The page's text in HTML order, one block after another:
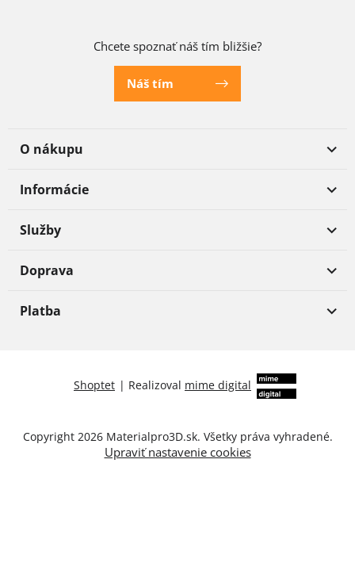
Chcete spoznať náš tím bližšie?
Náš tím
O nákupu
Informácie
Služby
Doprava
Platba
Shoptet | Realizoval mime digital
Copyright 2026 Materialpro3D.sk. Všetky práva vyhradené.
Upraviť nastavenie cookies